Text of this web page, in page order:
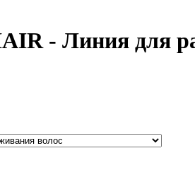
- Линия для